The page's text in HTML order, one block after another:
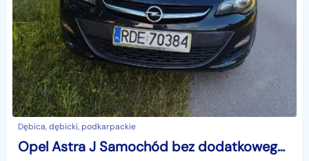
Dębica, dębicki, podkarpackie
Opel Astra J Samochód bez dodatkowego wkładu